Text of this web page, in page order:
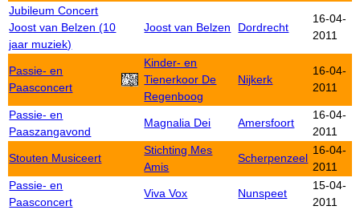
Jubileum Concert
Joost van Belzen (10
jaar muziek)
Joost van Belzen Dordrecht
16-04-
2011
Passie- en
Paasconcert
Kinder- en
Tienerkoor De
Regenboog
Nijkerk
16-04-
2011
Passie- en
Paaszangavond
Magnalia Dei Amersfoort
16-04-
2011
Stouten Musiceert
Stichting Mes
Amis
Scherpenzeel
16-04-
2011
Passie- en
Paasconcert
Viva Vox Nunspeet
15-04-
2011